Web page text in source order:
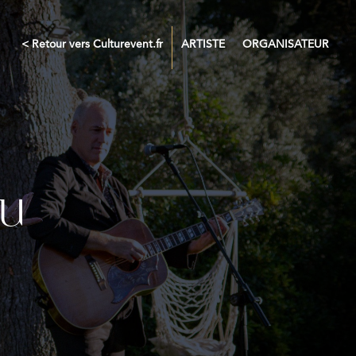
< Retour vers Culturevent.fr ARTISTE ORGANISATEUR